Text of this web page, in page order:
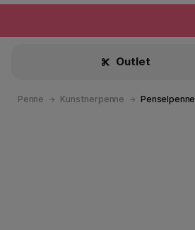
Outlet
Penne Kunstnerpenne Penselpenne